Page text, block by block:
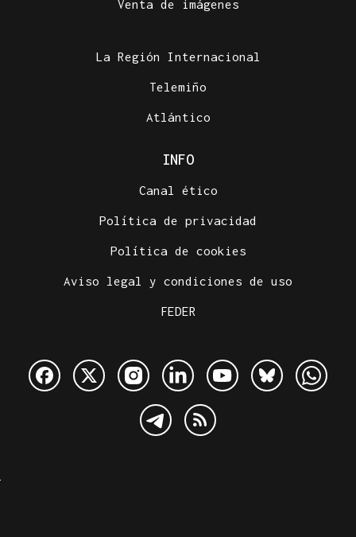
Venta de imágenes
La Región Internacional
Telemiño
Atlántico
INFO
Canal ético
Política de privacidad
Política de cookies
Aviso legal y condiciones de uso
FEDER